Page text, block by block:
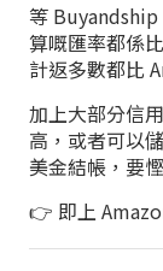
等
算嘅匯率都係
計返多數都比
加上大部分信
高，或者可以
美金結帳，要
👉 即上